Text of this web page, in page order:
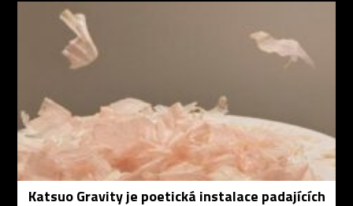
Katsuo Gravity je poetická instalace padajících